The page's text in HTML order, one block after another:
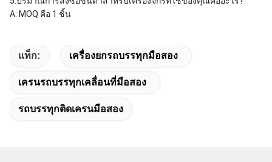
A: MOQ คือ 1 ชิ้น
แท็ก: เครื่องยกรถบรรทุกมือสอง
เครนรถบรรทุกเคลื่อนที่มือสอง
รถบรรทุกติดเครนมือสอง